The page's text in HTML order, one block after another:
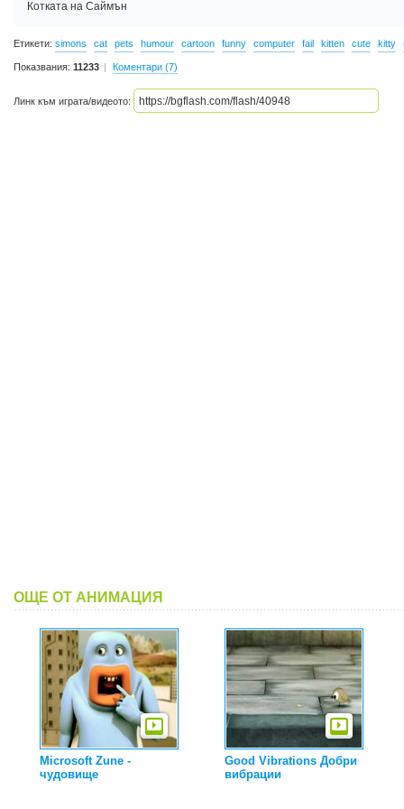
Котката на Саймън
Етикети: simons cat pets humour cartoon funny computer fail kitten cute kitty
Показвания: 11233 Коментари (7)
Линк към играта/видеото:
ОЩЕ ОТ АНИМАЦИЯ
Microsoft Zune -
чудовище
Good Vibrations Добри
вибрации